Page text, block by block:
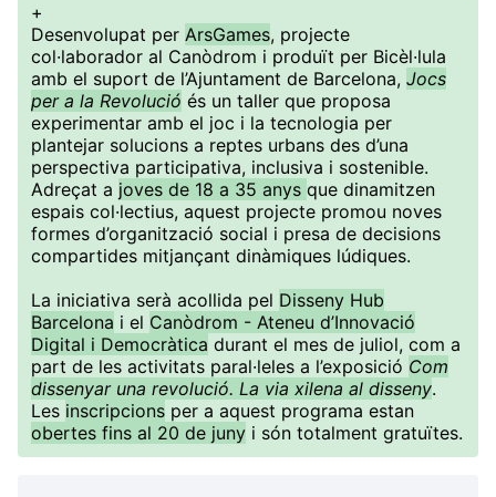
+
Desenvolupat per ArsGames, projecte
col·laborador al Canòdrom i produït per Bicèl·lula
amb el suport de l’Ajuntament de Barcelona, Jocs
per a la Revolució és un taller que proposa
experimentar amb el joc i la tecnologia per
plantejar solucions a reptes urbans des d’una
perspectiva participativa, inclusiva i sostenible.
Adreçat a joves de 18 a 35 anys que dinamitzen
espais col·lectius, aquest projecte promou noves
formes d’organització social i presa de decisions
compartides mitjançant dinàmiques lúdiques.
La iniciativa serà acollida pel Disseny Hub
Barcelona i el Canòdrom - Ateneu d’Innovació
Digital i Democràtica durant el mes de juliol, com a
part de les activitats paral·leles a l’exposició Com
dissenyar una revolució. La via xilena al disseny.
Les inscripcions per a aquest programa estan
obertes fins al 20 de juny i són totalment gratuïtes.